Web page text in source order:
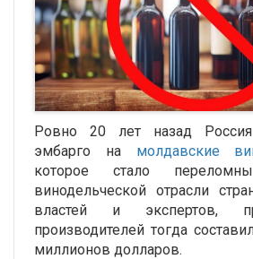
Ровно 20 лет назад
эмбарго на молдавские
которое стало
винодельческой отрасли
властей и экспертов,
производителей тогда
миллионов долларов.